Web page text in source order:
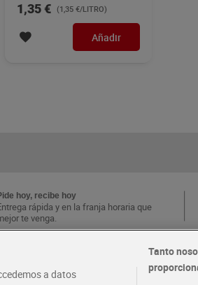
1,35 € (1,35 €/LITRO)
Añadir
hoy, recibe hoy
rápida y en la franja horaria que
te venga.
las ventajas y ofertas
a datos
Tanto